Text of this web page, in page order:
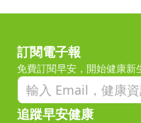
訂閱電子報
免費訂閱早安，開始健康新
追蹤早安健康